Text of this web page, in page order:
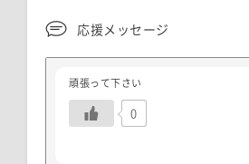
応援メッセージ
頑張って下さい
0